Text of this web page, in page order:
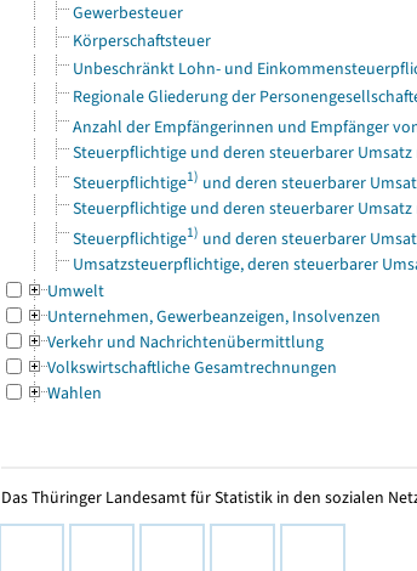
Gewerbesteuer
Körperschaftsteuer
Unbeschränkt Lohn- und
Regionale Gliederung der
Anzahl der Empfängerinnen und Empfänger
Steuerpflichtige und deren steuerbarer
Steuerpflichtige1) und deren steuerbarer
Steuerpflichtige und deren steuerbarer
Steuerpflichtige1) und deren steuerbarer
Umsatzsteuerpflichtige, deren steuerbarer
Umwelt
Unternehmen, Gewerbeanzeigen, Insolvenzen
Verkehr und Nachrichtenübermittlung
Volkswirtschaftliche Gesamtrechnungen
Wahlen
Das Thüringer Landesamt für Statistik in den sozialen